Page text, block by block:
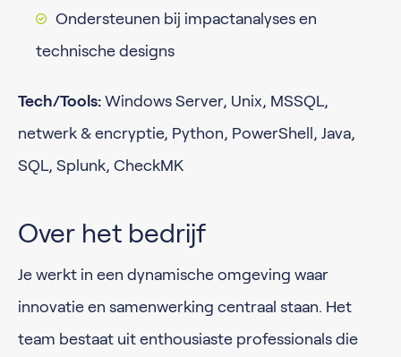
Ondersteunen bij impactanalyses en
technische designs
Tech/Tools: Windows Server, Unix, MSSQL,
netwerk & encryptie, Python, PowerShell, Java,
SQL, Splunk, CheckMK
Over het bedrijf
Je werkt in een dynamische omgeving waar
innovatie en samenwerking centraal staan. Het
team bestaat uit enthousiaste professionals die